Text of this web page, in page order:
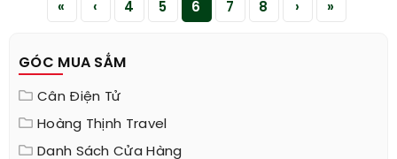
« ‹ 4 5 6 7 8 › »
GÓC MUA SẮM
Cân Điện Tử
Hoàng Thịnh Travel
Danh Sách Cửa Hàng